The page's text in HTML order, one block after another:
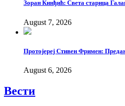
Зоран Кинђић: Света старица
August 7, 2026
Протојереј Стивен Фримен:
August 6, 2026
Вести